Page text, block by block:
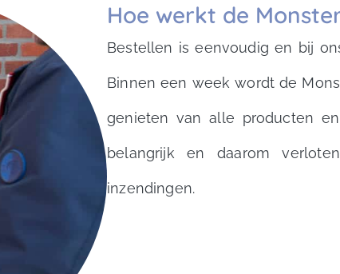
Hoe werkt de
Bestellen is eenvoudig en bij
Binnen een week wordt de
genieten van alle producten
belangrijk en daarom
inzendingen.